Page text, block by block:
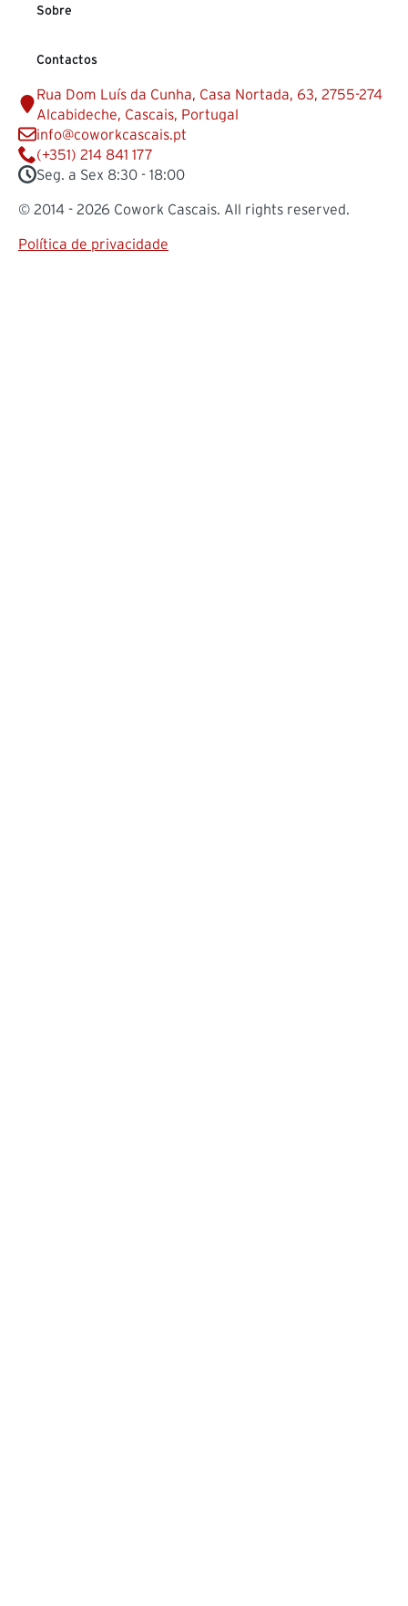
Sobre
Contactos
Rua Dom Luís da Cunha, Casa Nortada, 63, 2755-274
Alcabideche, Cascais, Portugal
info@coworkcascais.pt
(+351) 214 841 177
Seg. a Sex 8:30 - 18:00
© 2014 - 2026 Cowork Cascais. All rights reserved.
Política de privacidade